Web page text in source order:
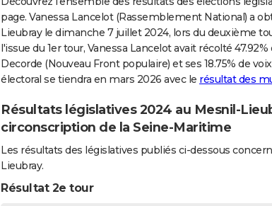
page. Vanessa Lancelot (Rassemblement National) a
Lieubray le dimanche 7 juillet 2024, lors du deuxième
l'issue du 1er tour, Vanessa Lancelot avait récolté
Decorde (Nouveau Front populaire) et ses 18.75% de
électoral se tiendra en mars 2026 avec le résultat des
Résultats législatives 2024 au Mesnil-
circonscription de la Seine-Maritime
Les résultats des législatives publiés ci-dessous
Lieubray.
Résultat 2e tour